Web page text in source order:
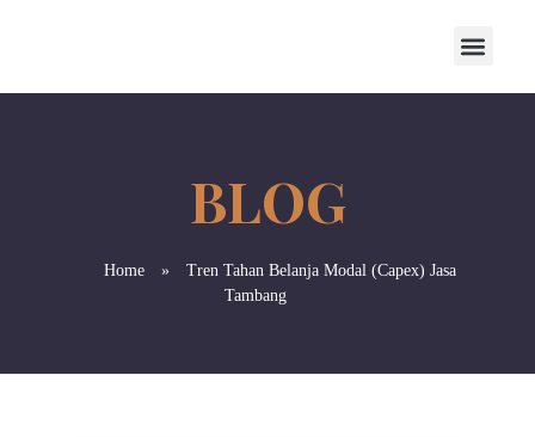
Home »
Tren Tahan Belanja Modal (Capex) Jasa
Tambang